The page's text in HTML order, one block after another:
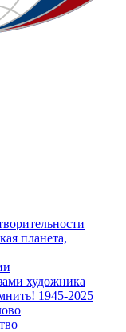
планета,
художника
1945-2025